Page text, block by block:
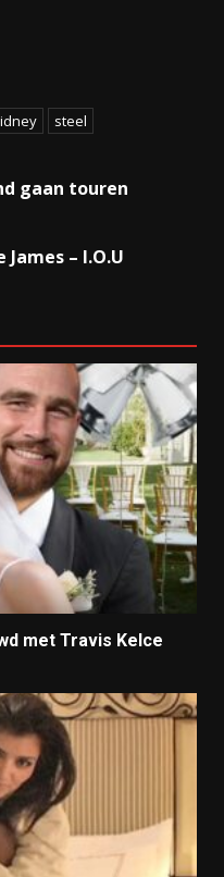
steel
gaan touren
James – I.O.U
met Travis Kelce